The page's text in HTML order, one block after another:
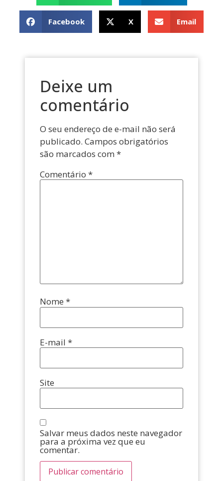
Facebook X Email
Deixe um
comentário
O seu endereço de e-mail não será
publicado. Campos obrigatórios
são marcados com *
Comentário *
Nome *
E-mail *
Site
Salvar meus dados neste navegador
para a próxima vez que eu
comentar.